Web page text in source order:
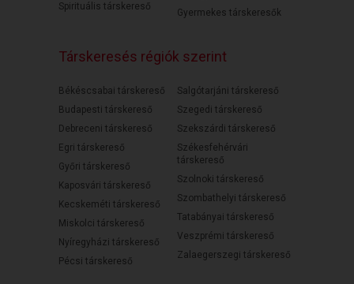
Spirituális társkereső
Gyermekes társkeresők
Társkeresés régiók szerint
Békéscsabai társkereső
Budapesti társkereső
Debreceni társkereső
Egri társkereső
Győri társkereső
Kaposvári társkereső
Kecskeméti társkereső
Miskolci társkereső
Nyíregyházi társkereső
Pécsi társkereső
Salgótarjáni társkereső
Szegedi társkereső
Szekszárdi társkereső
Székesfehérvári
társkereső
Szolnoki társkereső
Szombathelyi társkereső
Tatabányai társkereső
Veszprémi társkereső
Zalaegerszegi társkereső